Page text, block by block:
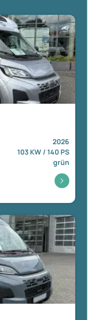
2026
103 KW / 140 PS
grün